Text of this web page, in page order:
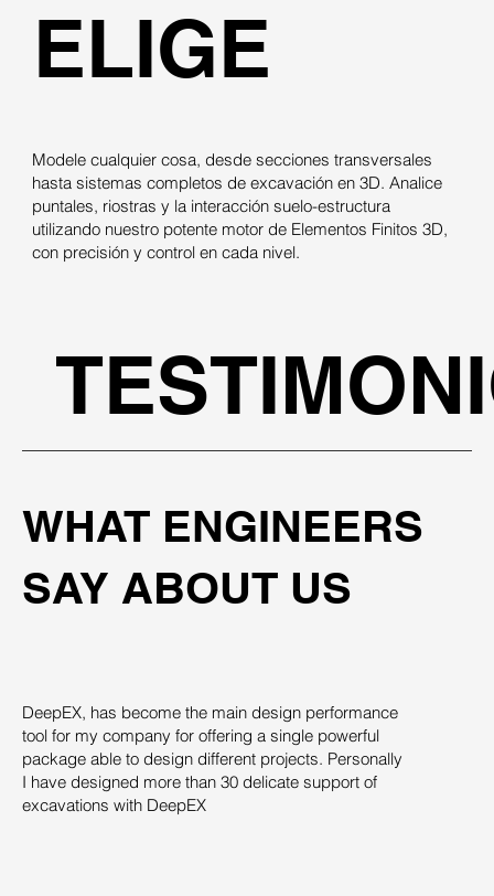
Modele cualquier cosa, desde secciones transversales
hasta sistemas completos de excavación en 3D. Analice
puntales, riostras y la interacción suelo-estructura
utilizando nuestro potente motor de Elementos Finitos 3D,
con precisión y control en cada nivel.
ELIGE
WHAT ENGINEERS
SAY ABOUT US
DeepEX, has become the main design performance
tool for my company for offering a single powerful
package able to design different projects. Personally
I have designed more than 30 delicate support of
excavations with DeepEX